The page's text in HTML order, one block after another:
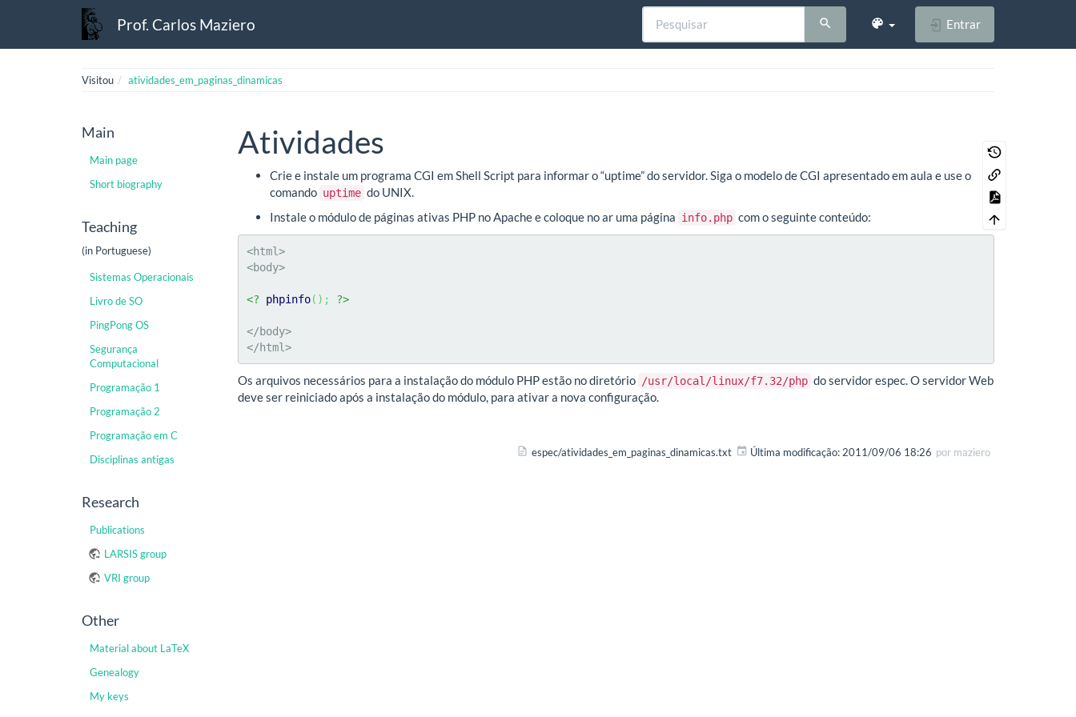
Prof. Carlos Maziero Entrar
Visitou atividades_em_paginas_dinamicas
Main
Main page
Short biography
Teaching
(in Portuguese)
Sistemas Operacionais
Livro de SO
PingPong OS
Segurança
Computacional
Programação 1
Programação 2
Programação em C
Disciplinas antigas
Research
Publications
LARSIS group
VRI group
Other
Material about LaTeX
Genealogy
My keys
Atividades
Crie e instale um programa CGI em Shell Script para informar o “uptime” do servidor. Siga o modelo de CGI apresentado em aula e use o
comando uptime do UNIX.
Instale o módulo de páginas ativas PHP no Apache e coloque no ar uma página info.php com o seguinte conteúdo:
<html>
<body>
<? phpinfo( ) ; ?>
</body>
</html>
Os arquivos necessários para a instalação do módulo PHP estão no diretório /usr/local/linux/f7.32/php do servidor espec. O servidor Web
deve ser reiniciado após a instalação do módulo, para ativar a nova configuração.
espec/atividades_em_paginas_dinamicas.txt Última modificação: 2011/09/06 18:26 por maziero